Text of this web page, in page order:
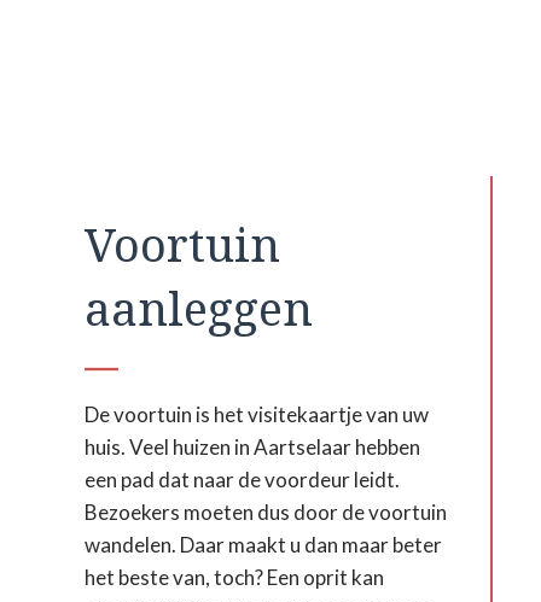
Voortuin
aanleggen
De voortuin is het visitekaartje van uw
huis. Veel huizen in Aartselaar hebben
een pad dat naar de voordeur leidt.
Bezoekers moeten dus door de voortuin
wandelen. Daar maakt u dan maar beter
het beste van, toch? Een oprit kan